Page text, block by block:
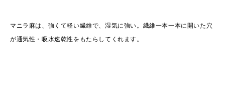
マニラ麻は、強くて軽い繊維で、湿気に強い。繊維一本一本に開いた穴
が通気性・吸水速乾性をもたらしてくれます。